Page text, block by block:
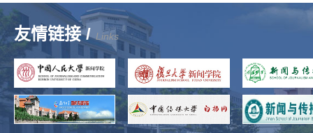
友情链接 /Links